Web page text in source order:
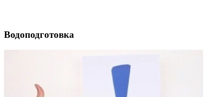
Водоподготовка